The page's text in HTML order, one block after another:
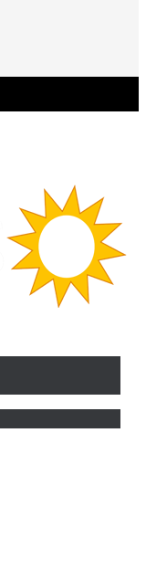
vorbehalten.